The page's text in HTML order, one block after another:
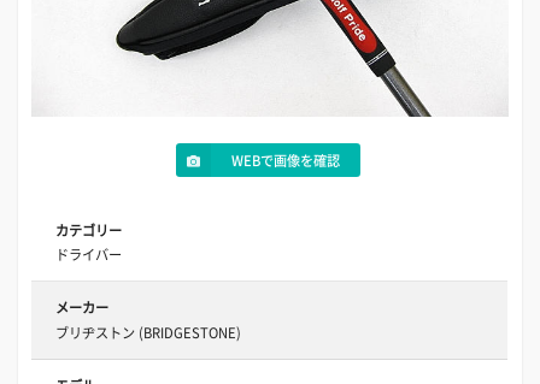
WEBで画像を確認
カテゴリー
ドライバー
メーカー
ブリヂストン (BRIDGESTONE)